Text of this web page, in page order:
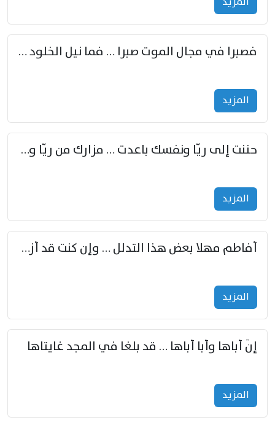
فصبرا في مجال الموت صبرا … فما نيل الخلود بمستطاع
المزید
حننت إلى ريّا ونفسك باعدت … مزارك من ريّا وشعباكما معا
المزید
أفاطم مهلا بعض هذا التدلل … وإن كنت قد أزمعت صرمي فأجملي
المزید
إنّ أباها وأبا أباها … قد بلغا في المجد غايتاها
المزید